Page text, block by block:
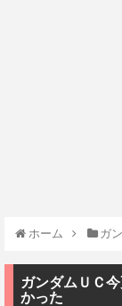
ホーム ガ
ガンダムＵＣ
かった